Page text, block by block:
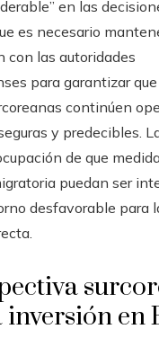
en las
es necesario
con las autoridades
para garantizar
continúen
y predecibles.
de que
puedan ser
desfavorable para
inversión en